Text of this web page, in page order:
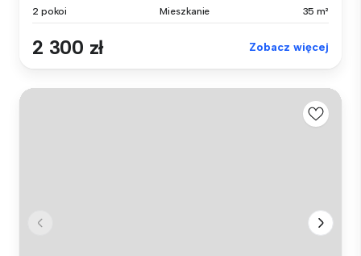
2 pokoi Mieszkanie 35 m²
2 300 zł Zobacz więcej